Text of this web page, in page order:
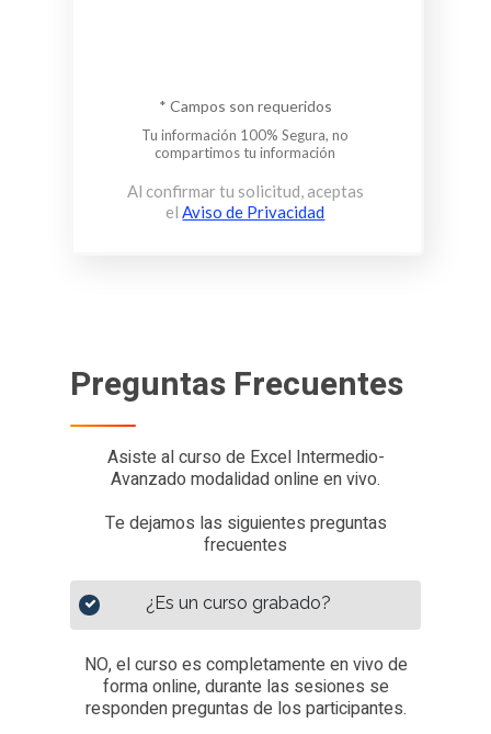
Preguntas Frecuentes
Asiste al curso de Excel Intermedio-
Avanzado modalidad online en vivo.
Te dejamos las siguientes preguntas
frecuentes
¿Es un curso grabado?
NO, el curso es completamente en vivo de
forma online, durante las sesiones se
responden preguntas de los participantes.
Al confirmar tu solicitud, aceptas
elAviso de Privacidad
Tu información 100% Segura, no
compartimos tu información
* Campos son requeridos